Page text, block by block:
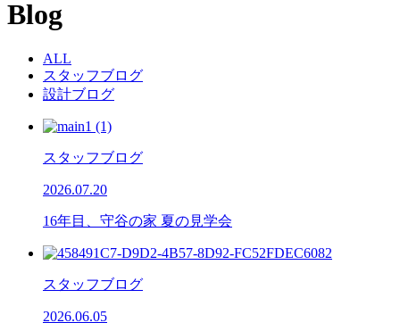
Blog
ALL
スタッフブログ
設計ブログ
スタッフブログ
2026.07.20
16年目、守谷の家 夏の見学会
スタッフブログ
2026.06.05